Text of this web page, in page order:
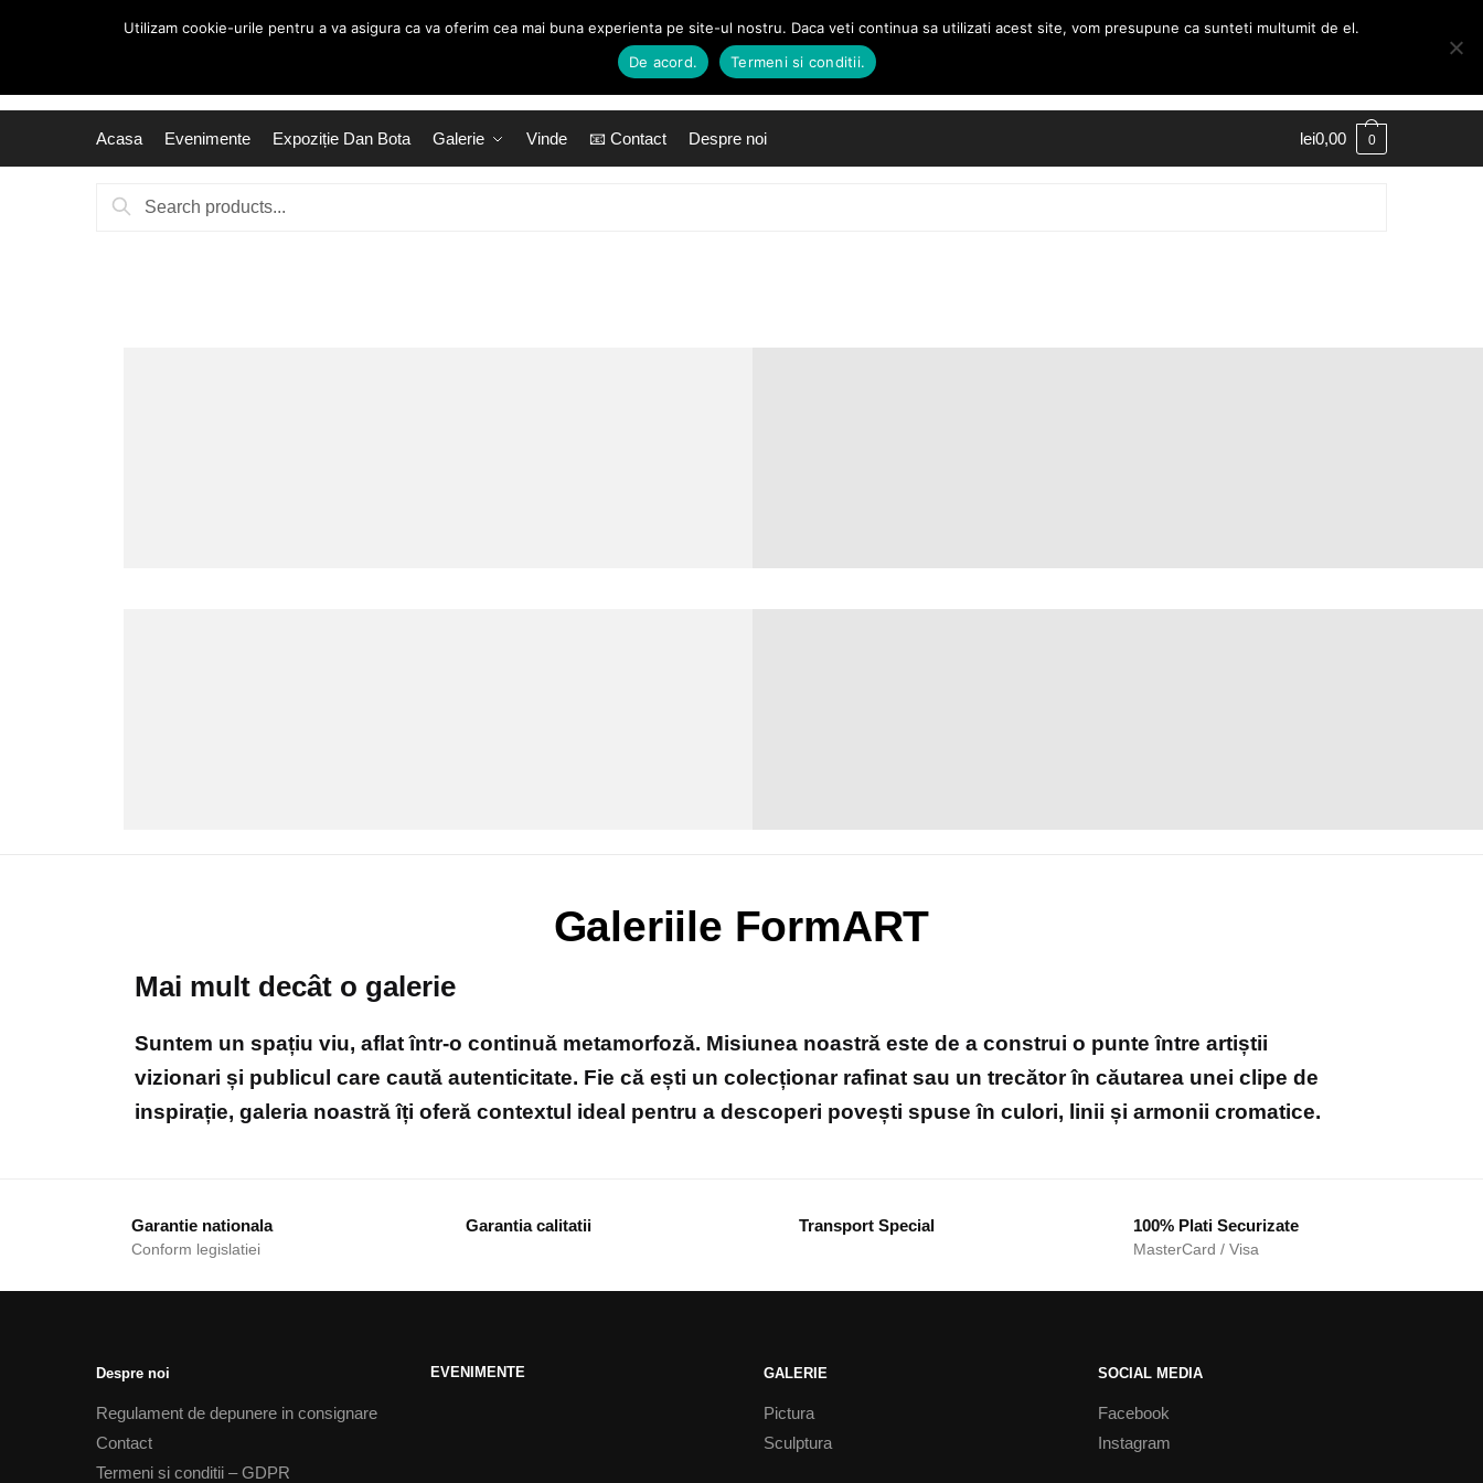
Acasa Evenimente Expoziție Dan Bota Galerie Vinde 📧 Contact Despre noi lei0,00 0
Galeriile FormART
Mai mult decât o galerie
Suntem un spațiu viu, aflat într-o continuă metamorfoză. Misiunea noastră este de a construi o punte între artiștii
vizionari și publicul care caută autenticitate. Fie că ești un colecționar rafinat sau un trecător în căutarea unei clipe de
inspirație, galeria noastră îți oferă contextul ideal pentru a descoperi povești spuse în culori, linii și armonii cromatice.
Garantie nationala
Conform legislatiei
Garantia calitatii Transport Special 100% Plati Securizate
MasterCard / Visa
Despre noi
Regulament de depunere in consignare
Contact
Termeni si conditii – GDPR
EVENIMENTE GALERIE
Pictura
Sculptura
SOCIAL MEDIA
Facebook
Instagram
Utilizam cookie-urile pentru a va asigura ca va oferim cea mai buna experienta pe site-ul nostru. Daca veti continua sa utilizati acest site, vom presupune ca sunteti multumit de el.
De acord.
Termeni si conditii.